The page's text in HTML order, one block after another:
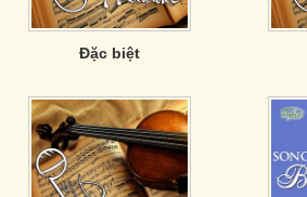
Đặc biệt